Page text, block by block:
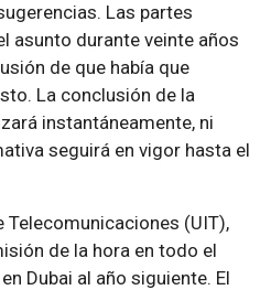
Las partes
asunto durante veinte años
de que había que
La conclusión de la
instantáneamente, ni
seguirá en vigor hasta el
Telecomunicaciones (UIT),
de la hora en todo el
Dubai al año siguiente. El